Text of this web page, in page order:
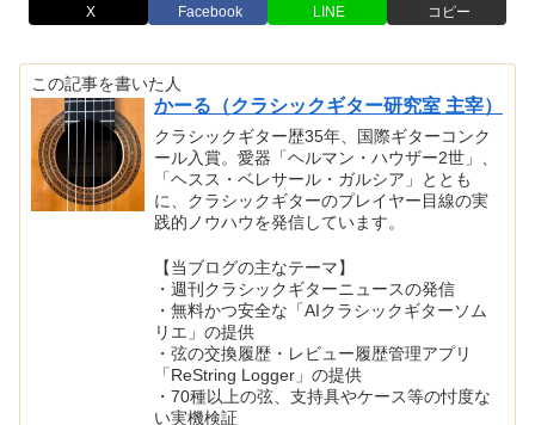
X Facebook LINE コピー
この記事を書いた人
かーる（クラシックギター研究室 主宰）
クラシックギター歴35年、国際ギターコンク
ール入賞。愛器「ヘルマン・ハウザー2世」、
「ヘスス・ベレサール・ガルシア」ととも
に、クラシックギターのプレイヤー目線の実
践的ノウハウを発信しています。
【当ブログの主なテーマ】
・週刊クラシックギターニュースの発信
・無料かつ安全な「AIクラシックギターソム
リエ」の提供
・弦の交換履歴・レビュー履歴管理アプリ
「ReString Logger」の提供
・70種以上の弦、支持具やケース等の忖度な
い実機検証